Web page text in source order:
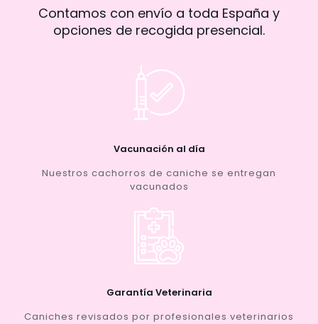
Contamos con envío a toda España y
opciones de recogida presencial.
Vacunación al día
Nuestros cachorros de caniche se entregan
vacunados
Garantía Veterinaria
Caniches revisados por profesionales veterinarios